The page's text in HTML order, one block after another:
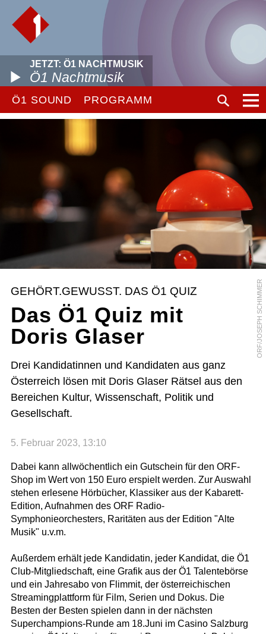
JETZT: Ö1 NACHTMUSIK
Ö1 Nachtmusik
Ö1 SOUND PROGRAMM
ORF/JOSEPH SCHIMMER
GEHÖRT.GEWUSST. DAS Ö1 QUIZ
Das Ö1 Quiz mit
Doris Glaser
Drei Kandidatinnen und Kandidaten aus ganz
Österreich lösen mit Doris Glaser Rätsel aus den
Bereichen Kultur, Wissenschaft, Politik und
Gesellschaft.
5. Februar 2023, 13:10
Dabei kann allwöchentlich ein Gutschein für den ORF-
Shop im Wert von 150 Euro erspielt werden. Zur Auswahl
stehen erlesene Hörbücher, Klassiker aus der Kabarett-
Edition, Aufnahmen des ORF Radio-
Symphonieorchesters, Raritäten aus der Edition "Alte
Musik" u.v.m.
Außerdem erhält jede Kandidatin, jeder Kandidat, die Ö1
Club-Mitgliedschaft, eine Grafik aus der Ö1 Talentebörse
und ein Jahresabo von Flimmit, der österreichischen
Streamingplattform für Film, Serien und Dokus. Die
Besten der Besten spielen dann in der nächsten
Superchampions-Runde am 18.Juni im Casino Salzburg